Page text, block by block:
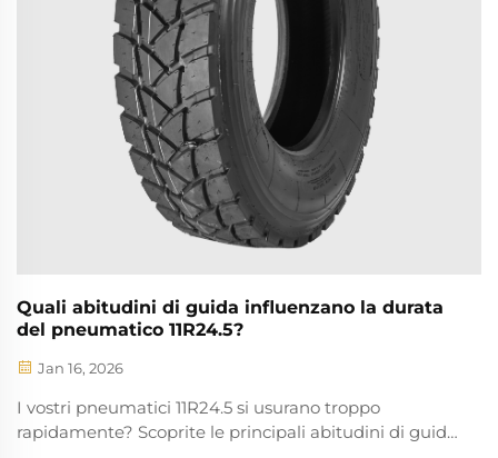
Quali abitudini di guida influenzano la durata
del pneumatico 11R24.5?
Jan 16, 2026
I vostri pneumatici 11R24.5 si usurano troppo
rapidamente? Scoprite le principali abitudini di guida